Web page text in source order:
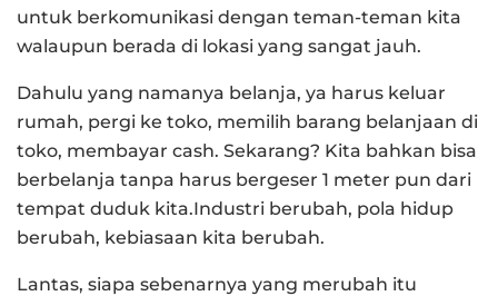
untuk berkomunikasi dengan teman-teman kita
walaupun berada di lokasi yang sangat jauh.
Dahulu yang namanya belanja, ya harus keluar
rumah, pergi ke toko, memilih barang belanjaan di
toko, membayar cash. Sekarang? Kita bahkan bisa
berbelanja tanpa harus bergeser 1 meter pun dari
tempat duduk kita.Industri berubah, pola hidup
berubah, kebiasaan kita berubah.
Lantas, siapa sebenarnya yang merubah itu